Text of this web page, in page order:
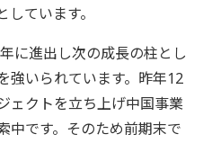
ています。
に進出し次の成長の柱とし
強いられています。昨年12
ェクトを立ち上げ中国事業
中です。そのため前期末で